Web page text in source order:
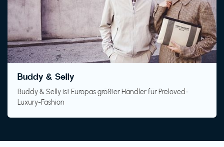
Buddy & Selly
Buddy & Selly ist Europas größter Händler für Preloved-
Luxury-Fashion